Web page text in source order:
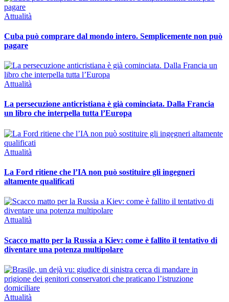
Attualità
Cuba può comprare dal mondo intero. Semplicemente non può
pagare
Attualità
La persecuzione anticristiana è già cominciata. Dalla Francia
un libro che interpella tutta l’Europa
Attualità
La Ford ritiene che l’IA non può sostituire gli ingegneri
altamente qualificati
Attualità
Scacco matto per la Russia a Kiev: come è fallito il tentativo di
diventare una potenza multipolare
Attualità